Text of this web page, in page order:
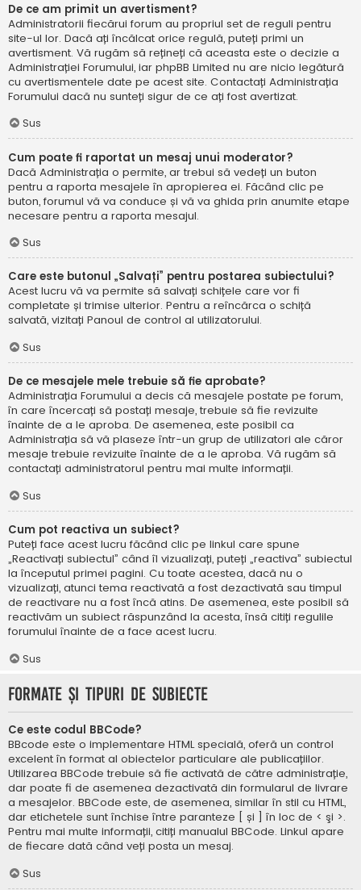
De ce am primit un avertisment?
Administratorii fiecărui forum au propriul set de reguli pentru
site-ul lor. Dacă ați încălcat orice regulă, puteți primi un
avertisment. Vă rugăm să rețineți că aceasta este o decizie a
Administrației Forumului, iar phpBB Limited nu are nicio legătură
cu avertismentele date pe acest site. Contactați Administrația
Forumului dacă nu sunteți sigur de ce ați fost avertizat.
Sus
Cum poate fi raportat un mesaj unui moderator?
Dacă Administrația o permite, ar trebui să vedeți un buton
pentru a raporta mesajele în apropierea ei. Făcând clic pe
buton, forumul vă va conduce și vă va ghida prin anumite etape
necesare pentru a raporta mesajul.
Sus
Care este butonul „Salvați” pentru postarea subiectului?
Acest lucru vă va permite să salvați schițele care vor fi
completate și trimise ulterior. Pentru a reîncărca o schiță
salvată, vizitați Panoul de control al utilizatorului.
Sus
De ce mesajele mele trebuie să fie aprobate?
Administrația Forumului a decis că mesajele postate pe forum,
în care încercați să postați mesaje, trebuie să fie revizuite
înainte de a le aproba. De asemenea, este posibil ca
Administrația să vă plaseze într-un grup de utilizatori ale căror
mesaje trebuie revizuite înainte de a le aproba. Vă rugăm să
contactați administratorul pentru mai multe informații.
Sus
Cum pot reactiva un subiect?
Puteți face acest lucru făcând clic pe linkul care spune
„Reactivați subiectul” când îl vizualizați, puteți „reactiva” subiectul
la începutul primei pagini. Cu toate acestea, dacă nu o
vizualizați, atunci tema reactivată a fost dezactivată sau timpul
de reactivare nu a fost încă atins. De asemenea, este posibil să
reactivăm un subiect răspunzând la acesta, însă citiți regulile
forumului înainte de a face acest lucru.
Sus
Formate și tipuri de subiecte
Ce este codul BBCode?
BBcode este o implementare HTML specială, oferă un control
excelent în format al obiectelor particulare ale publicațiilor.
Utilizarea BBCode trebuie să fie activată de către administrație,
dar poate fi de asemenea dezactivată din formularul de livrare
a mesajelor. BBCode este, de asemenea, similar în stil cu HTML,
dar etichetele sunt închise între paranteze [ și ] în loc de < şi >.
Pentru mai multe informații, citiți manualul BBCode. Linkul apare
de fiecare dată când veți posta un mesaj.
Sus